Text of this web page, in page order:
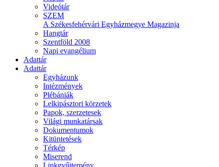
Videótár
SZEM
A Székesfehérvári Egyházmegye Magazinja
Hangtár
Szentföld 2008
Napi evangélium
Adattár
Adattár
Egyházunk
Intézmények
Plébániák
Lelkipásztori körzetek
Papok, szerzetesek
Világi munkatársak
Dokumentumok
Kitüntetések
Térkép
Miserend
Linkgyűjtemény